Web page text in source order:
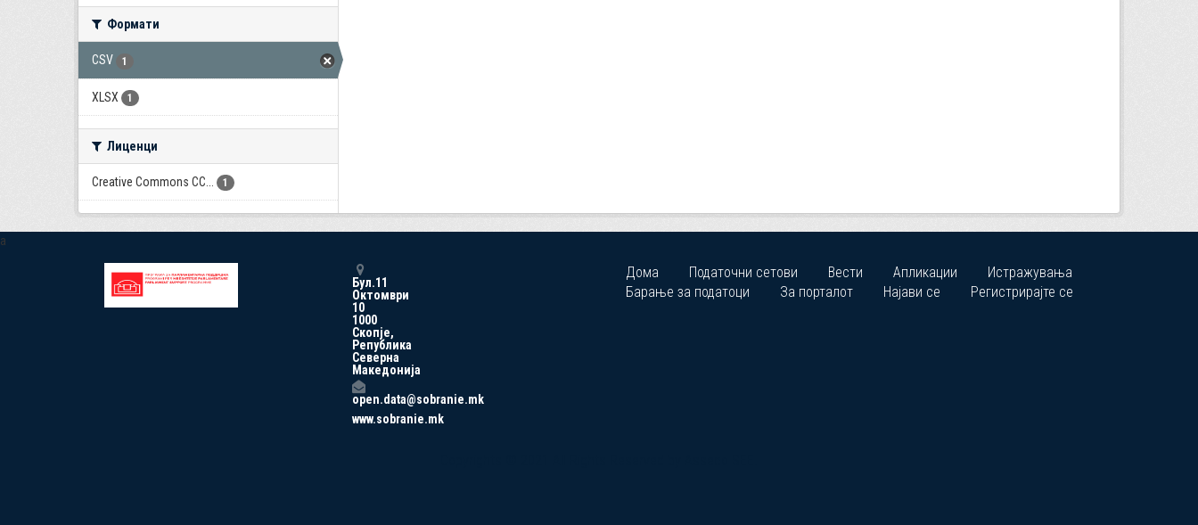
Формати
CSV 1
XLSX 1
Лиценци
Creative Commons CC... 1
a
Бул.11
Октомври
10
1000
Скопје,
Република
Северна
Македонија
open.data@sobranie.mk
www.sobranie.mk
Дома Податочни сетови Вести Апликации
Истражувања
Барање за податоци
За порталот Најави се Регистрирајте се